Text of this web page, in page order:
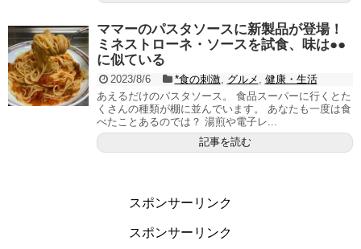
ママーのパスタソースに新製品が登場！
ミネストローネ・ソースを試食、味は●●
に似ている
2023/8/6 *食の刺激, グルメ , 健康・生活
あえるだけのパスタソース。 食品スーパーに行くとた
くさんの種類が棚に並んでいます。 あなたも一度は食
べたことあるのでは？ 湯煎や電子レ...
記事を読む
スポンサーリンク
スポンサーリンク